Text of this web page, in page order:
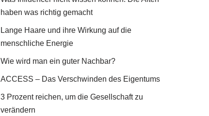
haben was richtig gemacht
Lange Haare und ihre Wirkung auf die
menschliche Energie
Wie wird man ein guter Nachbar?
ACCESS – Das Verschwinden des Eigentums
3 Prozent reichen, um die Gesellschaft zu
verändern